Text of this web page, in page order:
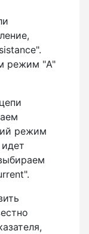
режим "A"
режим